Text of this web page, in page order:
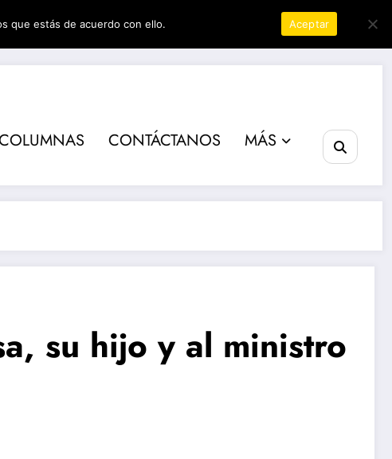
CONTÁCTANOS MÁS
su hijo y al ministro
que estás de acuerdo con ello. Aceptar